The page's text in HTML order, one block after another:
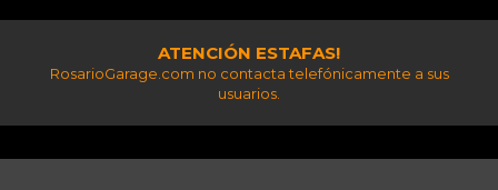
ATENCIÓN ESTAFAS!
RosarioGarage.com no contacta telefónicamente a sus
usuarios.